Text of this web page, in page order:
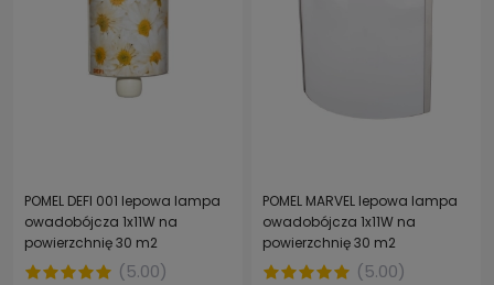
POMEL DEFI 001 lepowa lampa
owadobójcza 1x11W na
powierzchnię 30 m2
(5.00)
POMEL MARVEL lepowa lampa
owadobójcza 1x11W na
powierzchnię 30 m2
(5.00)